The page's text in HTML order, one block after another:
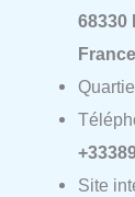
68330
France
Site